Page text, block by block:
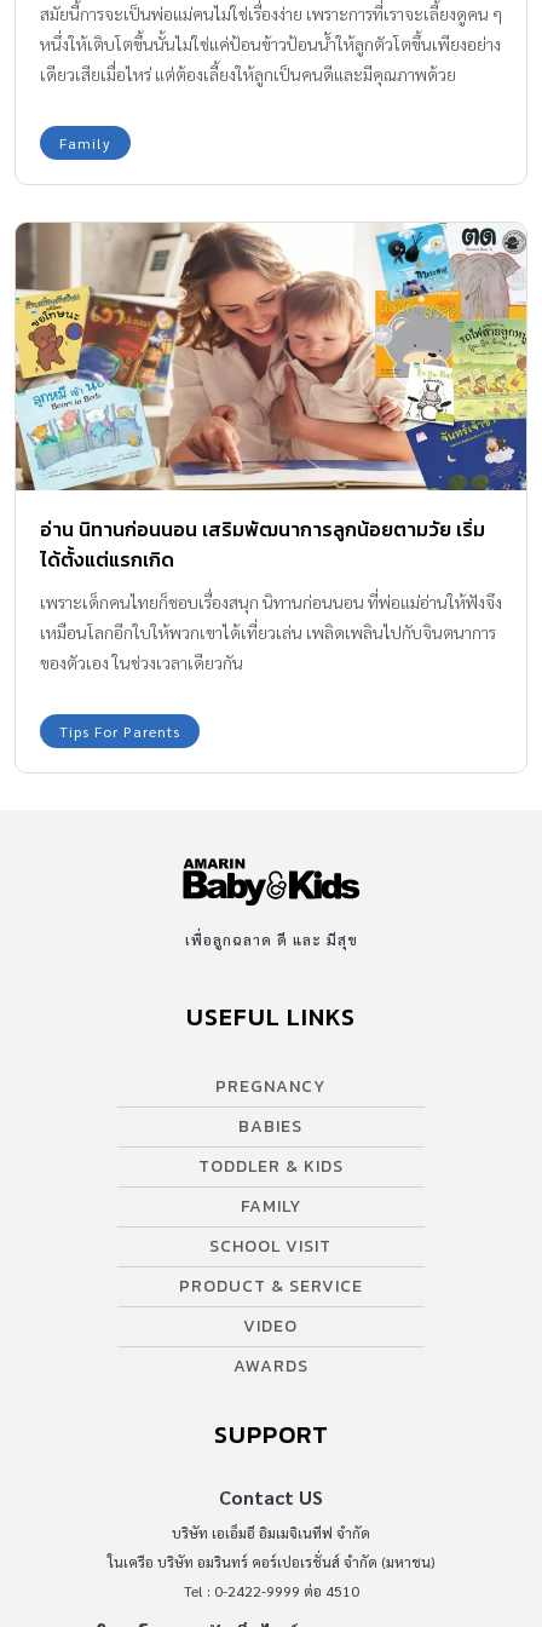
สมัยนี้การจะเป็นพ่อแม่คนไม่ใช่เรื่องง่าย เพราะการที่เราจะเลี้ยงดูคน ๆ
หนึ่งให้เติบโตขึ้นนั้นไม่ใช่แค่ป้อนข้าวป้อนน้ำให้ลูกตัวโตขึ้นเพียงอย่าง
เดียวเสียเมื่อไหร่ แต่ต้องเลี้ยงให้ลูกเป็นคนดีและมีคุณภาพด้วย
Family
อ่าน นิทานก่อนนอน เสริมพัฒนาการลูกน้อยตามวัย เริ่ม
ได้ตั้งแต่แรกเกิด
เพราะเด็กคนไทยก็ชอบเรื่องสนุก นิทานก่อนนอน ที่พ่อแม่อ่านให้ฟังจึง
เหมือนโลกอีกใบให้พวกเขาได้เที่ยวเล่น เพลิดเพลินไปกับจินตนาการ
ของตัวเอง ในช่วงเวลาเดียวกัน
Tips For Parents
เพื่อลูกฉลาด ดี และ มีสุข
USEFUL LINKS
PREGNANCY
BABIES
TODDLER & KIDS
FAMILY
SCHOOL VISIT
PRODUCT & SERVICE
VIDEO
AWARDS
SUPPORT
Contact US
บริษัท เอเอ็มอี อิมเมจิเนทีฟ จำกัด
ในเครือ บริษัท อมรินทร์ คอร์เปอเรชั่นส์ จำกัด (มหาชน)
Tel : 0-2422-9999 ต่อ 4510